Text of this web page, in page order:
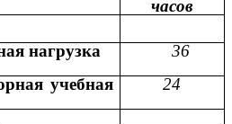
часов
нагрузка
36
учебная
24